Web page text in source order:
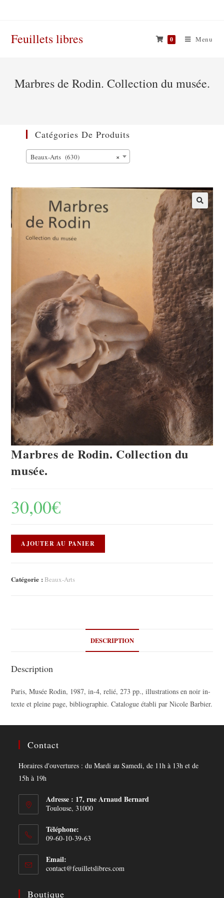
Feuillets libres 0 Menu
Marbres de Rodin. Collection du musée.
Marbres de Rodin. Collection du
musée.
30,00€
AJOUTER AU PANIER
Catégorie : Beaux-Arts
DESCRIPTION
Description
Paris, Musée Rodin, 1987, in-4, relié, 273 pp., illustrations en noir in-
texte et pleine page, bibliographie. Catalogue établi par Nicole Barbier.
Catégories De Produits
×
Beaux-Arts (630)
Contact
Horaires d'ouvertures : du Mardi au Samedi, de 11h à 13h et de
15h à 19h
Adresse : 17, rue Arnaud Bernard
Toulouse, 31000
Téléphone:
09-60-10-39-63
Email:
contact@feuilletslibres.com
Boutique